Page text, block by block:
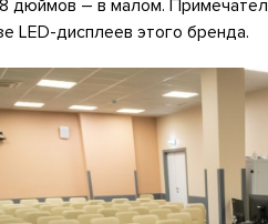
дюймов – в малом.
LED-дисплеев этого бренда.